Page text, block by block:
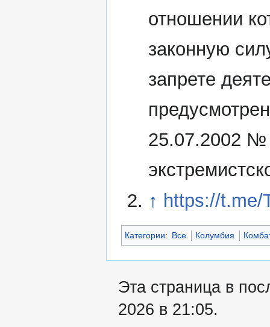
отношении
законную
запрете
25.07.2002 №
↑ https://t.me/
Категории: Все Колумбия
Эта страница в
2026 в 21:05.